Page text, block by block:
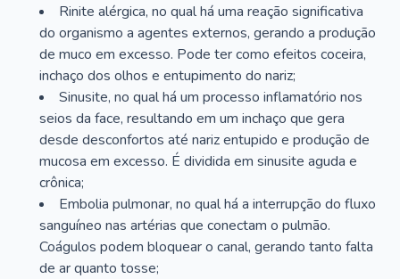
Rinite alérgica, no qual há uma reação significativa
do organismo a agentes externos, gerando a produção
de muco em excesso. Pode ter como efeitos coceira,
inchaço dos olhos e entupimento do nariz;
Sinusite, no qual há um processo inflamatório nos
seios da face, resultando em um inchaço que gera
desde desconfortos até nariz entupido e produção de
mucosa em excesso. É dividida em sinusite aguda e
crônica;
Embolia pulmonar, no qual há a interrupção do fluxo
sanguíneo nas artérias que conectam o pulmão.
Coágulos podem bloquear o canal, gerando tanto falta
de ar quanto tosse;